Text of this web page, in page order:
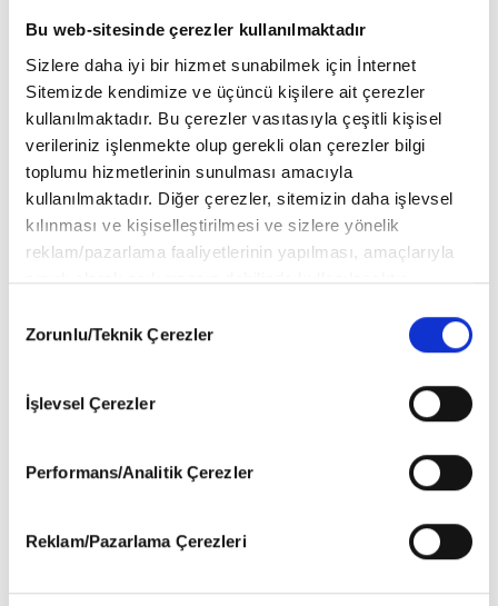
Bu web-sitesinde çerezler kullanılmaktadır
Sizlere daha iyi bir hizmet sunabilmek için İnternet
Sitemizde kendimize ve üçüncü kişilere ait çerezler
kullanılmaktadır. Bu çerezler vasıtasıyla çeşitli kişisel
verileriniz işlenmekte olup gerekli olan çerezler bilgi
toplumu hizmetlerinin sunulması amacıyla
kullanılmaktadır. Diğer çerezler, sitemizin daha işlevsel
kılınması ve kişiselleştirilmesi ve sizlere yönelik
reklam/pazarlama faaliyetlerinin yapılması, amaçlarıyla
sınırlı olarak açık rızanız dahilinde kullanılacaktır.
vasıtasıyla belirleyebilirsiniz. Çerezlere ilişkin detaylı bilgi
Çerez Bilgilendirme
6698 sayılı Kişisel Verilerin Korunması Kanunu uyarınca
okumak ve sitemizi ziyaretiniz kapsamında
gerçekleştirilen veri işleme faaliyetleri ile ilgili daha
Selection
Zorunlu/Teknik Çerezler
İşlevsel Çerezler
Performans/Analitik Çerezler
Reklam/Pazarlama Çerezleri
Oğullarıyla tatile gitti
Temmuz 2000'de, bin 500 kişinin katıldığı düğünle evlenen Metin-
Aslı Şen çiftinin evliliklerinin üzerinde kara bulutlar Şamdan